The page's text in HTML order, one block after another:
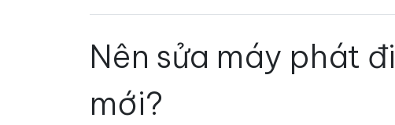
Nên sửa máy phát
mới?